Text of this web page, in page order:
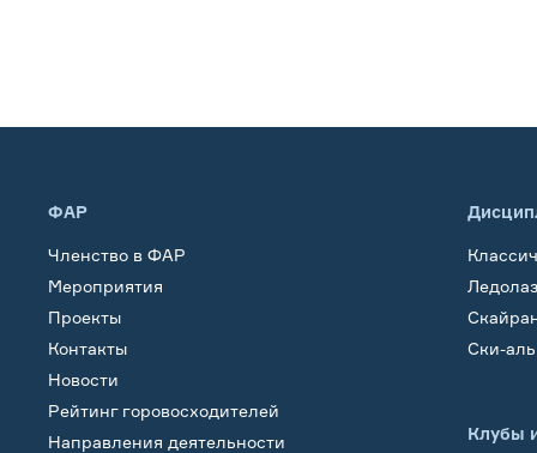
ФАР
Членство в ФАР
Мероприятия
Проекты
Контакты
Новости
Рейтинг горовосходителей
Направления деятельности
Ски-
Клубы